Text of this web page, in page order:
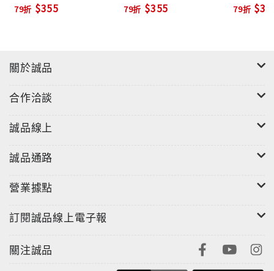
79折 $355 79折 $355 79折
關於誠品
合作洽談
誠品線上
誠品通路
營業據點
訂閱誠品線上電子報
關注誠品